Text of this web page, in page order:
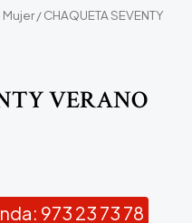
Mujer/ CHAQUETA SEVENTY
VERANO
973 23 73 78